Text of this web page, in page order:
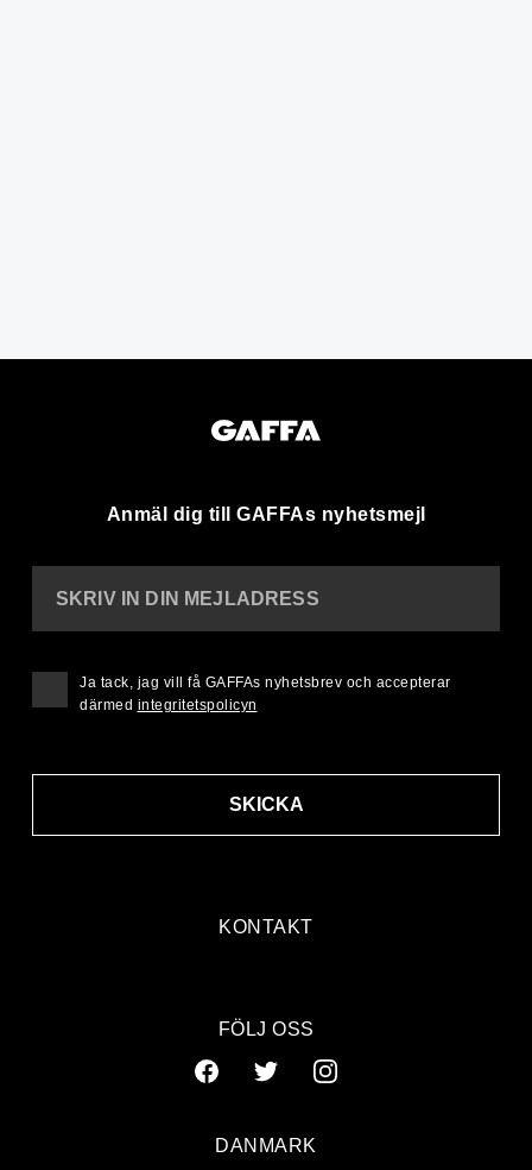
Anmäl dig till GAFFAs nyhetsmejl
KONTAKT
SKRIV IN DIN MEJLADRESS
SKICKA
Ja tack, jag vill få GAFFAs nyhetsbrev och accepterar
därmed integritetspolicyn
FÖLJ OSS
DANMARK